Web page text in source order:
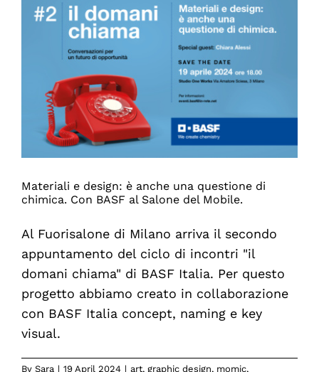
percorsi
avanzati
Materiali e design: è anche una questione di
chimica. Con BASF al Salone del Mobile.
Al Fuorisalone di Milano arriva il secondo
appuntamento del ciclo di incontri "il
domani chiama" di BASF Italia. Per questo
progetto abbiamo creato in collaborazione
con BASF Italia concept, naming e key
visual.
By Sara | 19 April 2024 | art, graphic design, momic,